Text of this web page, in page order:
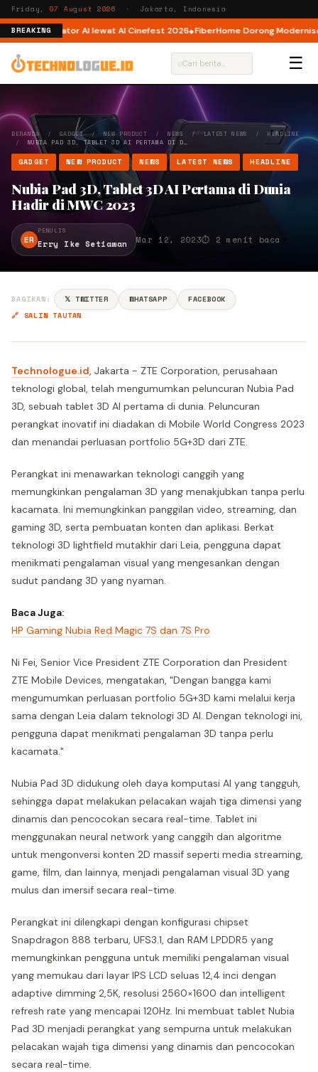
Friday, 07 August 2026 · Jakarta, Indonesia
BREAKINGKreator AI lewat AI Cinefest 2026 FiberHome Dorong
⌕ ☰
BERANDA/ GADGET/ NEW PRODUCT / NEWS /LATEST NEWS / HEADLINE
/ NUBIA PAD 3D, TABLET 3D AI PERTAMA DI D…
GADGET NEW PRODUCT NEWS LATEST NEWS HEADLINE
Nubia Pad 3D, Tablet 3D AI Pertama di Dunia
Hadir di MWC 2023
ER
PENULIS
Erry Ike Setiawan Mar 12, 2023⏱ 2 menit baca
BAGIKAN: 𝕏 TWITTER WHATSAPP
FACEBOOK
🔗 SALIN TAUTAN
Technologue.id, Jakarta - ZTE Corporation, perusahaan
teknologi global, telah mengumumkan peluncuran Nubia Pad
3D, sebuah tablet 3D AI pertama di dunia. Peluncuran
perangkat inovatif ini diadakan di Mobile World Congress 2023
dan menandai perluasan portfolio 5G+3D dari ZTE.
Perangkat ini menawarkan teknologi canggih yang
memungkinkan pengalaman 3D yang menakjubkan tanpa perlu
kacamata. Ini memungkinkan panggilan video, streaming, dan
gaming 3D, serta pembuatan konten dan aplikasi. Berkat
teknologi 3D lightfield mutakhir dari Leia, pengguna dapat
menikmati pengalaman visual yang mengesankan dengan
sudut pandang 3D yang nyaman.
Baca Juga:
HP Gaming Nubia Red Magic 7S dan 7S Pro
Ni Fei, Senior Vice President ZTE Corporation dan President
ZTE Mobile Devices, mengatakan, "Dengan bangga kami
mengumumkan perluasan portfolio 5G+3D kami melalui kerja
sama dengan Leia dalam teknologi 3D AI. Dengan teknologi ini,
pengguna dapat menikmati pengalaman 3D tanpa perlu
kacamata."
Nubia Pad 3D didukung oleh daya komputasi AI yang tangguh,
sehingga dapat melakukan pelacakan wajah tiga dimensi yang
dinamis dan pencocokan secara real-time. Tablet ini
menggunakan neural network yang canggih dan algoritme
untuk mengonversi konten 2D massif seperti media streaming,
game, film, dan lainnya, menjadi pengalaman visual 3D yang
mulus dan imersif secara real-time.
Perangkat ini dilengkapi dengan konfigurasi chipset
Snapdragon 888 terbaru, UFS3.1, dan RAM LPDDR5 yang
memungkinkan pengguna untuk memiliki pengalaman visual
yang memukau dari layar IPS LCD seluas 12,4 inci dengan
adaptive dimming 2,5K, resolusi 2560×1600 dan intelligent
refresh rate yang mencapai 120Hz. Ini membuat tablet Nubia
Pad 3D menjadi perangkat yang sempurna untuk melakukan
pelacakan wajah tiga dimensi yang dinamis dan pencocokan
secara real-time.